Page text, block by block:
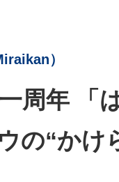
）
周年 「
の“かけ